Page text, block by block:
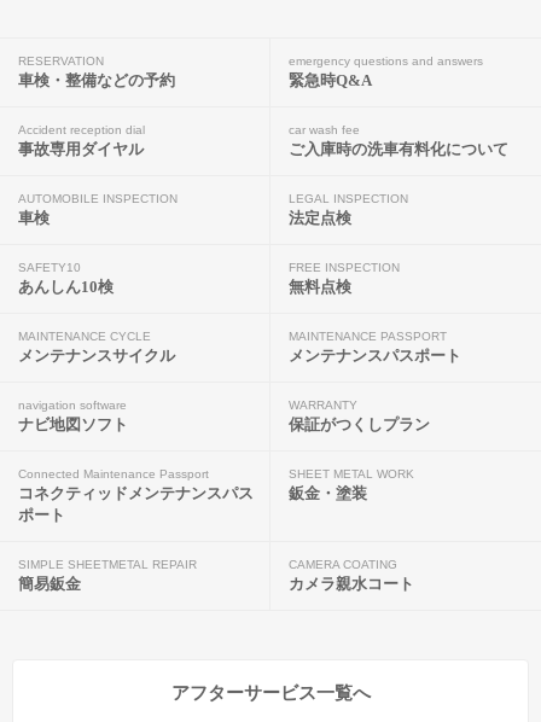
RESERVATION
車検・整備などの予約
emergency questions and answers
緊急時Q&A
Accident reception dial
事故専用ダイヤル
car wash fee
ご入庫時の洗車有料化について
AUTOMOBILE INSPECTION
車検
LEGAL INSPECTION
法定点検
SAFETY10
あんしん10検
FREE INSPECTION
無料点検
MAINTENANCE CYCLE
メンテナンスサイクル
MAINTENANCE PASSPORT
メンテナンスパスポート
navigation software
ナビ地図ソフト
WARRANTY
保証がつくしプラン
Connected Maintenance Passport
コネクティッドメンテナンスパス
ポート
SHEET METAL WORK
鈑金・塗装
SIMPLE SHEETMETAL REPAIR
簡易鈑金
CAMERA COATING
カメラ親水コート
アフターサービス一覧へ